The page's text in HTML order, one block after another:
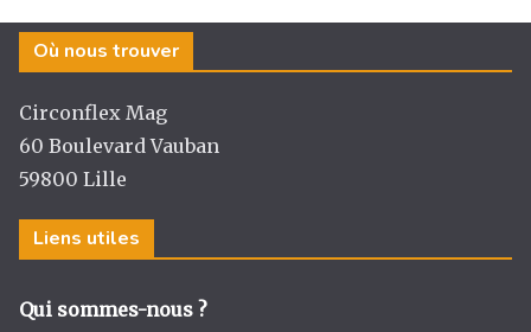
Où nous trouver
Circonflex Mag
60 Boulevard Vauban
59800 Lille
Liens utiles
Qui sommes-nous ?